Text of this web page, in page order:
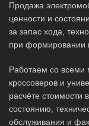
Продажа
ценности и
за запас хода,
при формировании
Работаем со
кроссоверов и
расчёте стоимости
состоянию,
обслуживания и